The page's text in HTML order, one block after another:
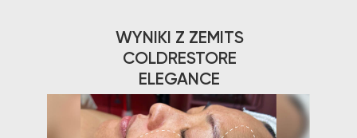
WYNIKI Z ZEMITS
COLDRESTORE
ELEGANCE